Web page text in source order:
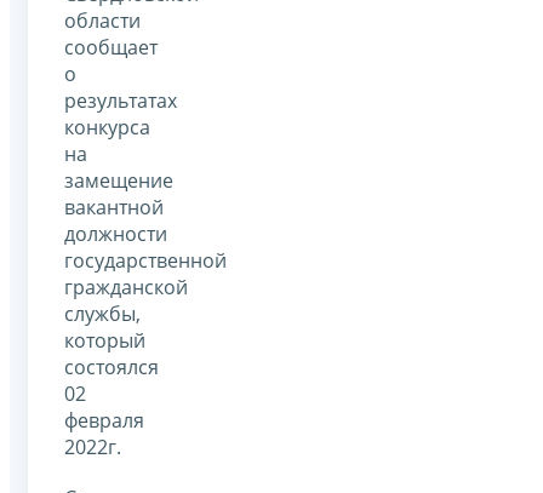
области
сообщает
о
результатах
конкурса
на
замещение
вакантной
должности
государственной
гражданской
службы,
который
состоялся
02
февраля
2022г.